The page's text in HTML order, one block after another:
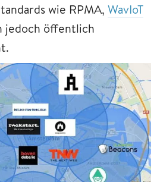
wie RPMA, WavIoT
jedoch öffentlich